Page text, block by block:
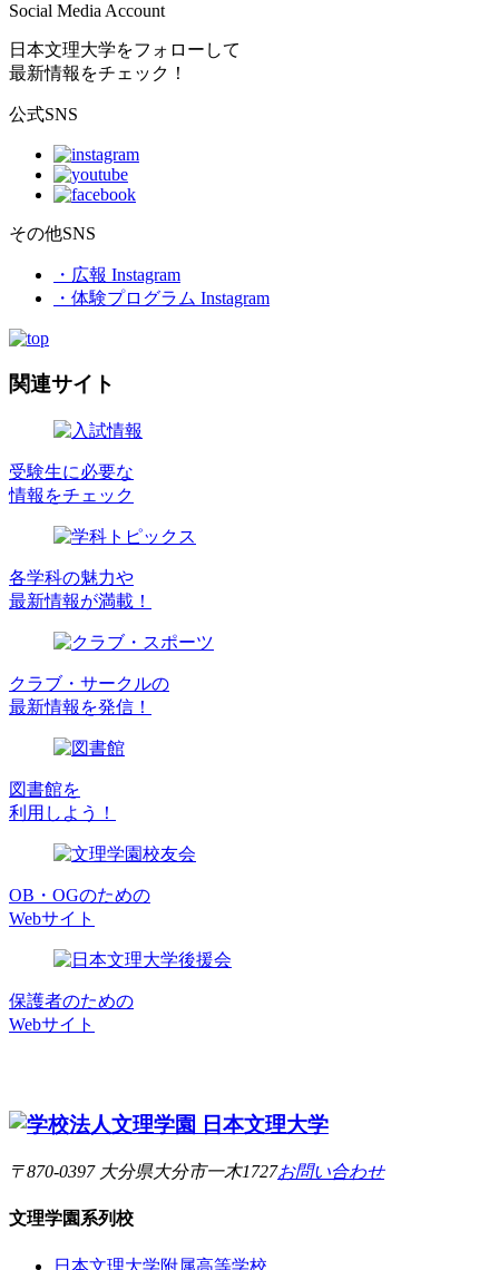
Social Media Account
日本文理大学をフォローして
最新情報をチェック！
公式SNS
その他SNS
・広報 Instagram
・体験プログラム Instagram
関連サイト
受験生に必要な
情報をチェック
各学科の魅力や
最新情報が満載！
クラブ・サークルの
最新情報を発信！
図書館を
利用しよう！
OB・OGのための
Webサイト
保護者のための
Webサイト
〒870-0397 大分県大分市一木1727お問い合わせ
文理学園系列校
日本文理大学附属高等学校